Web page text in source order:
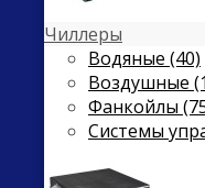
Чиллеры
Водяные (40)
Воздушные
Фанкойлы
Системы